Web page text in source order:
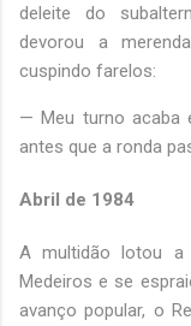
deleite do
devorou a
cuspindo farelos:
— Meu turno acaba
antes que a ronda
Abril de 1984
A multidão lotou a
Medeiros e se
avanço popular, o